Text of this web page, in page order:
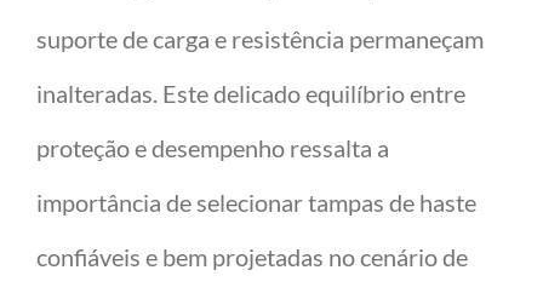
suporte de carga e resistência permaneçam
inalteradas. Este delicado equilíbrio entre
proteção e desempenho ressalta a
importância de selecionar tampas de haste
confiáveis e bem projetadas no cenário de